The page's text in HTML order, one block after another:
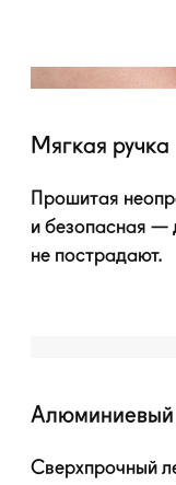
Мягкая ручка
Прошитая
и безопасная —
не пострадают.
Алюминиевый
Сверхпрочный